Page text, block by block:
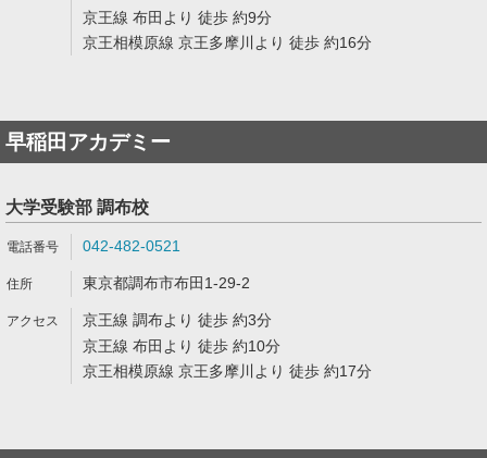
京王線 布田より 徒歩 約9分
京王相模原線 京王多摩川より 徒歩 約16分
早稲田アカデミー
大学受験部 調布校
042-482-0521
東京都調布市布田1-29-2
京王線 調布より 徒歩 約3分
京王線 布田より 徒歩 約10分
京王相模原線 京王多摩川より 徒歩 約17分